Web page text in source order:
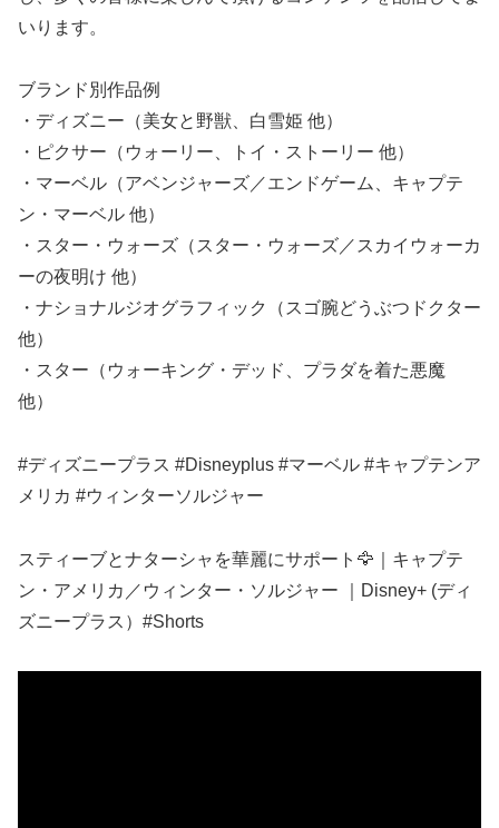
いります。
ブランド別作品例
・ディズニー（美女と野獣、白雪姫 他）
・ピクサー（ウォーリー、トイ・ストーリー 他）
・マーベル（アベンジャーズ／エンドゲーム、キャプテ
ン・マーベル 他）
・スター・ウォーズ（スター・ウォーズ／スカイウォーカ
ーの夜明け 他）
・ナショナルジオグラフィック（スゴ腕どうぶつドクター
他）
・スター（ウォーキング・デッド、プラダを着た悪魔
他）
#ディズニープラス #Disneyplus #マーベル #キャプテンア
メリカ #ウィンターソルジャー
スティーブとナターシャを華麗にサポート🦅｜キャプテ
ン・アメリカ／ウィンター・ソルジャー ｜Disney+ (ディ
ズニープラス）#Shorts